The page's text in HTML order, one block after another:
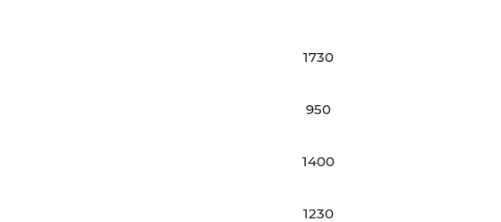
1730
950
1400
1230